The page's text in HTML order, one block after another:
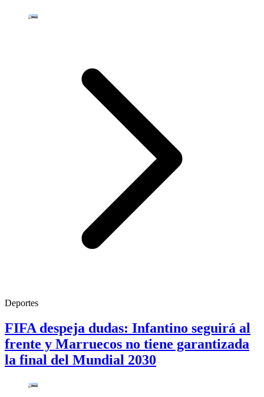
Deportes
FIFA despeja dudas: Infantino seguirá al
frente y Marruecos no tiene garantizada
la final del Mundial 2030